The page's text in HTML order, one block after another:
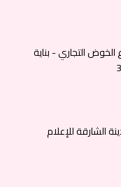
التجاري - بناية
الشارقة للإعلام